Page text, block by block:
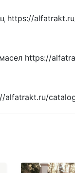
https://
https://
alfatrakt.ru/